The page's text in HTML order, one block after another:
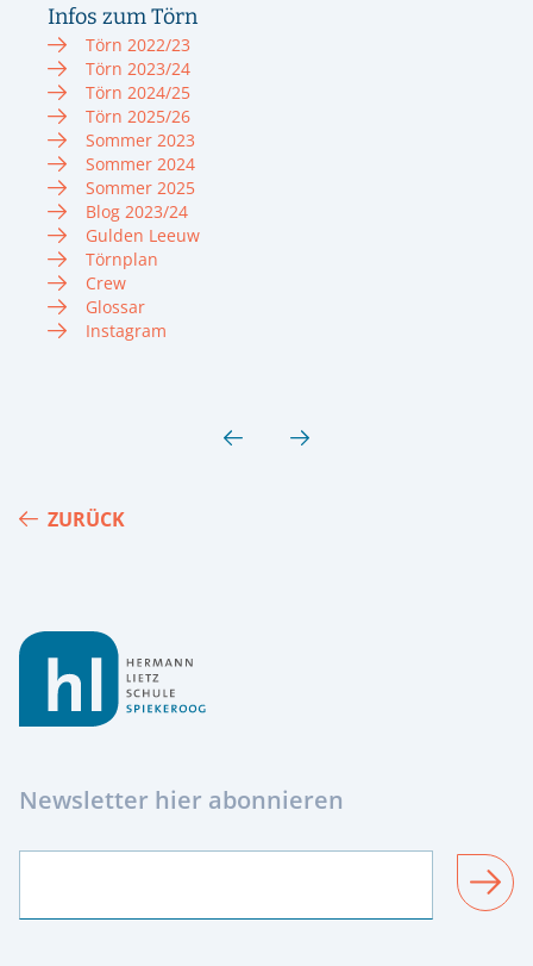
Infos zum Törn
Törn 2022/23
Törn 2023/24
Törn 2024/25
Törn 2025/26
Sommer 2023
Sommer 2024
Sommer 2025
Blog 2023/24
Gulden Leeuw
Törnplan
Crew
Glossar
Instagram
ZURÜCK
Newsletter hier abonnieren
SENDEN